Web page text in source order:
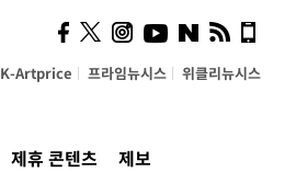
K-Artprice 프라임뉴시스 위클리뉴시스
제휴 콘텐츠 제보
시, 스마트폰 액세서리에
NFC 더했다